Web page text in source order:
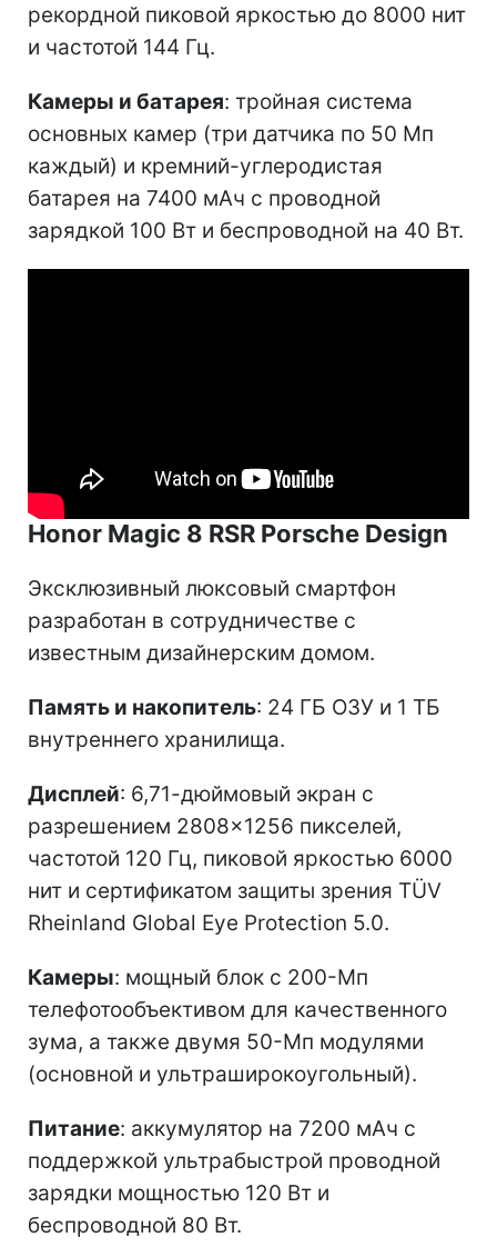
рекордной пиковой яркостью до 8000 нит
и частотой 144 Гц.
Камеры и батарея: тройная система
основных камер (три датчика по 50 Мп
каждый) и кремний-углеродистая
батарея на 7400 мАч с проводной
зарядкой 100 Вт и беспроводной на 40 Вт.
Honor Magic 8 RSR Porsche Design
Эксклюзивный люксовый смартфон
разработан в сотрудничестве с
известным дизайнерским домом.
Память и накопитель: 24 ГБ ОЗУ и 1 ТБ
внутреннего хранилища.
Дисплей: 6,71-дюймовый экран с
разрешением 2808×1256 пикселей,
частотой 120 Гц, пиковой яркостью 6000
нит и сертификатом защиты зрения TÜV
Rheinland Global Eye Protection 5.0.
Камеры: мощный блок с 200-Мп
телефотообъективом для качественного
зума, а также двумя 50-Мп модулями
(основной и ультраширокоугольный).
Питание: аккумулятор на 7200 мАч с
поддержкой ультрабыстрой проводной
зарядки мощностью 120 Вт и
беспроводной 80 Вт.